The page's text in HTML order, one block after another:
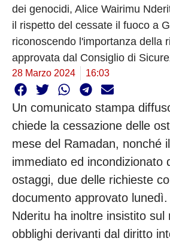
dei genocidi, Alice Wairimu
il rispetto del cessate il fuoco a
riconoscendo l'importanza della
approvata dal Consiglio di
28 Marzo 2024 16:03
Un comunicato stampa
chiede la cessazione delle
mese del Ramadan, nonché
immediato ed incondizionato
ostaggi, due delle richieste
documento approvato lunedì.
Nderitu ha inoltre insistito sul
obblighi derivanti dal diritto